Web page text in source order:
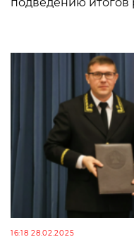
16:18 28.02.2025